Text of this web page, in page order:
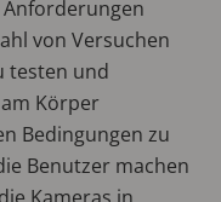
von Versuchen
testen und
Körper
Bedingungen zu
Benutzer machen
Kameras in